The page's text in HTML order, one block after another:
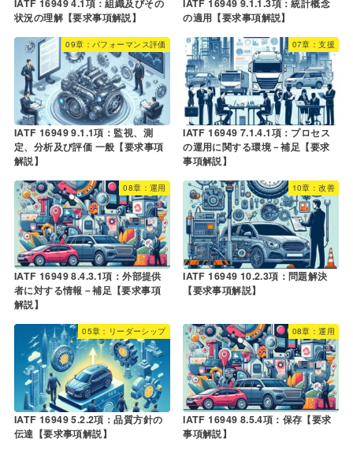
IATF 16949 4.1項：組織及びその
状況の理解【要求事項解説】
IATF 16949 9.1.1.3項：統計概念
の適用【要求事項解説】
09章：パフォーマンス評価
IATF 16949 9.1.1項：監視、測
定、分析及び評価 一般【要求事項
解説】
07章：支援
IATF 16949 7.1.4.1項：プロセス
の運用に関する環境－補足【要求
事項解説】
08章：運用
IATF 16949 8.4.3.1項：外部提供
者に対する情報－補足【要求事項
解説】
10章：改善
IATF 16949 10.2.3項：問題解決
【要求事項解説】
05章：リーダーシップ
IATF 16949 5.2.2項：品質方針の
伝達【要求事項解説】
08章：運用
IATF 16949 8.5.4項：保存【要求
事項解説】